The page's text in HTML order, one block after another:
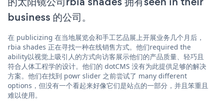
business 的公司。
在 publicizing 在当地展览会和手工艺品展上开展业务几个月后，
rbia shades 正在寻找一种在线销售方式。他们required the
ability以视觉上吸引人的方式向访客展示他们的产品质量、轻巧且
符合人体工程学的设计。他们的 dotCMS 没有为此提供足够的解决
方案。他们在找到 powr slider 之前尝试了 many different
options，但没有一个看起来好像它们是站点的一部分，并且笨重且
难以使用。